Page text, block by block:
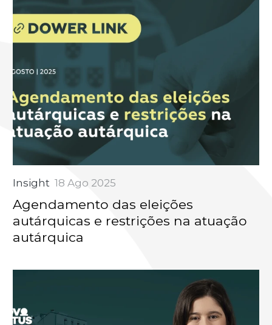
Insight 18 Ago 2025
Agendamento das eleições
autárquicas e restrições na atuação
autárquica